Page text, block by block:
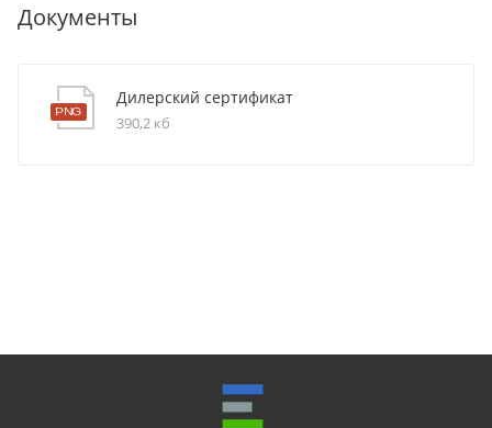
Документы
Дилерский сертификат
390,2 кб